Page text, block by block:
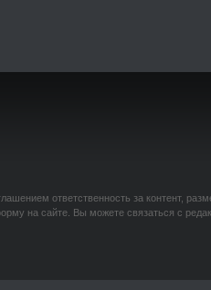
ответственность за контент,
на сайте. Вы можете связаться с